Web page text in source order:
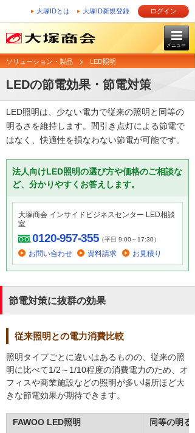
大塚IDとは 大塚ID新規登録 ログイン
メニュー
ソリューション・製品 LED照明
LEDの節電効果・節電対策
LED照明は、少ない電力で従来の照明と同等の
明るさを維持します。間引き点灯による節電で
はなく、快適性を損なわない節電が可能です。
法人向けLED照明の選び方や価格のご相談な
ど、分かりやすくお答えします。
大塚商会 インサイドビジネスセンター LED相談
室
0120-957-355（平日 9:00～17:30）
お問い合わせ 資料請求 お見積り
節電対策に抜群の効果
従来照明との電力消費比較
照明タイプごとに違いはあるものの、従来の照
明に比べて1/2～1/10程度の消費電力のため、オ
フィスや商業施設などの照明が多い場所ほど大
きな節電効果が期待できます。
FAWOO LED照明 同等の明る